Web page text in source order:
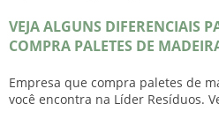
VEJA ALGUNS DIFERENCIAIS
COMPRA PALETES DE
Empresa que compra paletes de
você encontra na Líder Resíduos.